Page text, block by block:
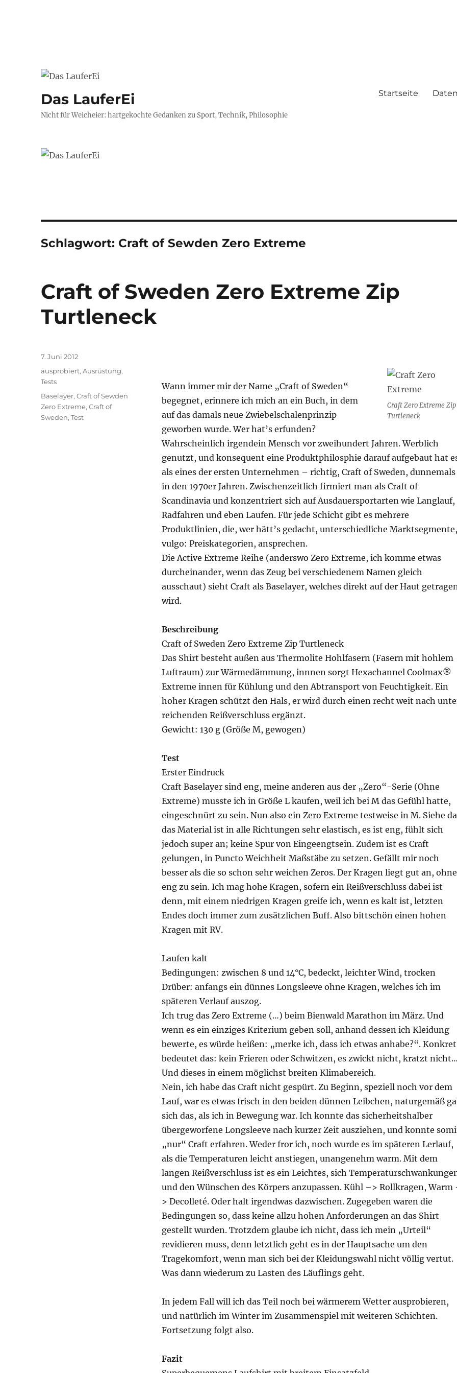
Das LauferEi
Nicht für Weicheier: hartgekochte Gedanken zu Sport, Technik, Philosophie
Startseite
Schlagwort: Craft of Sewden Zero Extreme
Craft of Sweden Zero Extreme Zip
Turtleneck
Craft Zero Extreme Zip
Turtleneck
Wann immer mir der Name „Craft of Sweden“
begegnet, erinnere ich mich an ein Buch, in dem
auf das damals neue Zwiebelschalenprinzip
geworben wurde. Wer hat’s erfunden?
Wahrscheinlich irgendein Mensch vor zweihundert Jahren. Werblich
genutzt, und konsequent eine Produktphilosphie darauf aufgebaut hat
als eines der ersten Unternehmen – richtig, Craft of Sweden, dunnemals
in den 1970er Jahren. Zwischenzeitlich firmiert man als Craft of
Scandinavia und konzentriert sich auf Ausdauersportarten wie Langlauf,
Radfahren und eben Laufen. Für jede Schicht gibt es mehrere
Produktlinien, die, wer hätt’s gedacht, unterschiedliche Marktsegmente,
vulgo: Preiskategorien, ansprechen.
Die Active Extreme Reihe (anderswo Zero Extreme, ich komme etwas
durcheinander, wenn das Zeug bei verschiedenem Namen gleich
ausschaut) sieht Craft als Baselayer, welches direkt auf der Haut
wird.
Beschreibung
Craft of Sweden Zero Extreme Zip Turtleneck
Das Shirt besteht außen aus Thermolite Hohlfasern (Fasern mit hohlem
Luftraum) zur Wärmedämmung, innnen sorgt Hexachannel Coolmax®
Extreme innen für Kühlung und den Abtransport von Feuchtigkeit. Ein
hoher Kragen schützt den Hals, er wird durch einen recht weit nach
reichenden Reißverschluss ergänzt.
Gewicht: 130 g (Größe M, gewogen)
Test
Erster Eindruck
Craft Baselayer sind eng, meine anderen aus der „Zero“-Serie (Ohne
Extreme) musste ich in Größe L kaufen, weil ich bei M das Gefühl hatte,
eingeschnürt zu sein. Nun also ein Zero Extreme testweise in M. Siehe
das Material ist in alle Richtungen sehr elastisch, es ist eng, fühlt sich
jedoch super an; keine Spur von Eingeengtsein. Zudem ist es Craft
gelungen, in Puncto Weichheit Maßstäbe zu setzen. Gefällt mir noch
besser als die so schon sehr weichen Zeros. Der Kragen liegt gut an, ohne
eng zu sein. Ich mag hohe Kragen, sofern ein Reißverschluss dabei ist
denn, mit einem niedrigen Kragen greife ich, wenn es kalt ist, letzten
Endes doch immer zum zusätzlichen Buff. Also bittschön einen hohen
Kragen mit RV.
Laufen kalt
Bedingungen: zwischen 8 und 14°C, bedeckt, leichter Wind, trocken
Drüber: anfangs ein dünnes Longsleeve ohne Kragen, welches ich im
späteren Verlauf auszog.
Ich trug das Zero Extreme (…) beim Bienwald Marathon im März. Und
wenn es ein einziges Kriterium geben soll, anhand dessen ich Kleidung
bewerte, es würde heißen: „merke ich, dass ich etwas anhabe?“. Konkret
bedeutet das: kein Frieren oder Schwitzen, es zwickt nicht, kratzt
Und dieses in einem möglichst breiten Klimabereich.
Nein, ich habe das Craft nicht gespürt. Zu Beginn, speziell noch vor dem
Lauf, war es etwas frisch in den beiden dünnen Leibchen, naturgemäß
sich das, als ich in Bewegung war. Ich konnte das sicherheitshalber
übergeworfene Longsleeve nach kurzer Zeit ausziehen, und konnte
„nur“ Craft erfahren. Weder fror ich, noch wurde es im späteren Lerlauf,
als die Temperaturen leicht anstiegen, unangenehm warm. Mit dem
langen Reißverschluss ist es ein Leichtes, sich
und den Wünschen des Körpers anzupassen. Kühl –> Rollkragen, Warm
> Decolleté. Oder halt irgendwas dazwischen. Zugegeben waren die
Bedingungen so, dass keine allzu hohen Anforderungen an das Shirt
gestellt wurden. Trotzdem glaube ich nicht, dass ich mein „Urteil“
revidieren muss, denn letztlich geht es in der Hauptsache um den
Tragekomfort, wenn man sich bei der Kleidungswahl nicht völlig vertut.
Was dann wiederum zu Lasten des Läuflings geht.
In jedem Fall will ich das Teil noch bei wärmerem Wetter ausprobieren,
und natürlich im Winter im Zusammenspiel mit weiteren Schichten.
Fortsetzung folgt also.
Fazit
Veröffentlicht
7. Juni 2012
Kategorien
ausprobiert,Ausrüstung,
Tests
Schlagwörter
Baselayer,Craft of Sewden
Zero Extreme,Craft of
Sweden,Test